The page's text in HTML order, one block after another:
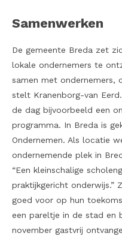
Samenwerken
De gemeente Breda zet
lokale ondernemers te
samen met ondernemers,
stelt Kranenborg-van
de dag bijvoorbeeld een
programma. In Breda is
Ondernemen. Als locatie
ondernemende plek in
“Een kleinschalige
praktijkgericht onderwijs.”
goed voor op hun
een pareltje in de stad en
november gastvrij